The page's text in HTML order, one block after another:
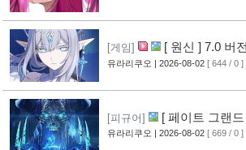
[게임] [ 원신 ] 7.0 버
유라리쿠오 | 2026-08-02 [ 644 / 0 ]
[피규어]
[ 페이트 그랜드
작 피규어 공개 [17]
유라리쿠오 | 2026-08-02 [ 669 / 0 ]